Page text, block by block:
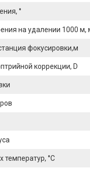
°
на удалении 1000 м,
фокусировки,м
коррекции, D
температур, °С